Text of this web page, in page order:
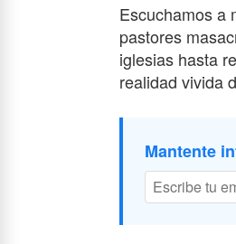
Escuchamos a
pastores
iglesias hasta
realidad vivida
Mantente